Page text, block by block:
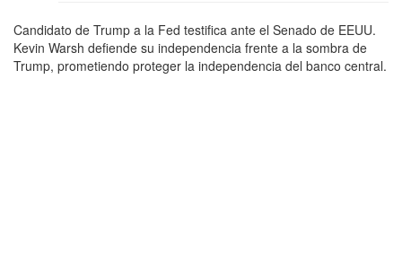
Candidato de Trump a la Fed testifica ante el Senado de EEUU.
Kevin Warsh defiende su independencia frente a la sombra de
Trump, prometiendo proteger la independencia del banco central.